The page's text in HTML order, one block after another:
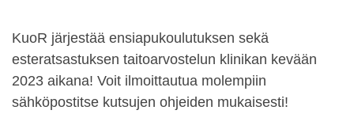
KuoR järjestää ensiapukoulutuksen sekä
esteratsastuksen taitoarvostelun klinikan kevään
2023 aikana! Voit ilmoittautua molempiin
sähköpostitse kutsujen ohjeiden mukaisesti!